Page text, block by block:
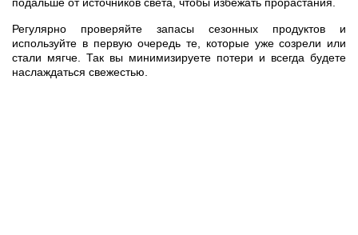
подальше от источников света, чтобы избежать прорастания.
Регулярно проверяйте запасы сезонных продуктов и
используйте в первую очередь те, которые уже созрели или
стали мягче. Так вы минимизируете потери и всегда будете
наслаждаться свежестью.